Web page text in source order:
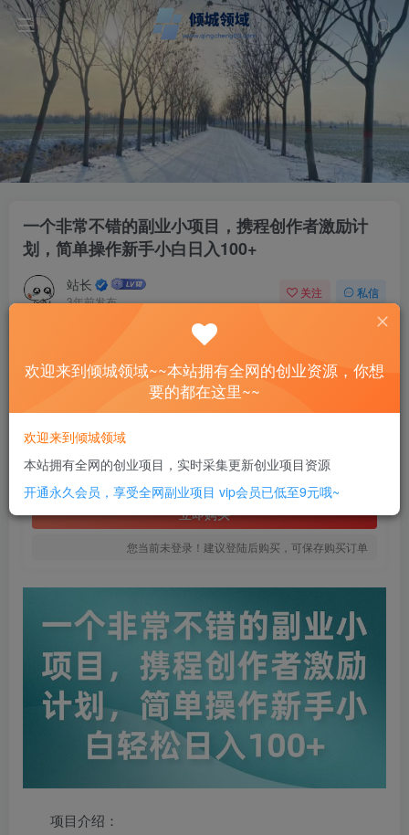
一个非常不错的副业小项目，携程创作者激励计
划，简单操作新手小白日入100+
站长
3年前发布
关注 私信
一个非常不错的副业小项目，携程创作者激励计划，简单操作新手小白日入100+
此内容为付费资源，请付费后查看
SVIP全站会员 免费
立即购买
您当前未登录！建议登陆后购买，可保存购买订单
项目介绍：
欢迎来到倾城领域~~本站拥有全网的创业资源，你想
要的都在这里~~
欢迎来到倾城领域
本站拥有全网的创业项目，实时采集更新创业项目资源
开通永久会员，享受全网副业项目 vip会员已低至9元哦~